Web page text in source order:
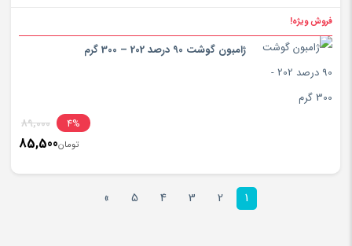
فروش ویژه!
ژامبون گوشت 90 درصد 202 – 300 گرم
4%
89,000
تومان85,500
1
2
3
4
5
»